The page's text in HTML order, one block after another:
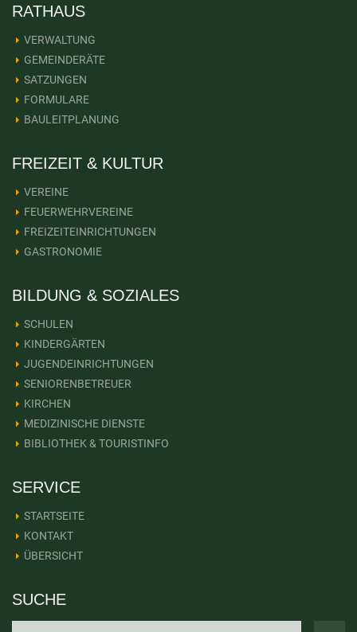
RATHAUS
VERWALTUNG
GEMEINDERÄTE
SATZUNGEN
FORMULARE
BAULEITPLANUNG
FREIZEIT & KULTUR
VEREINE
FEUERWEHRVEREINE
FREIZEITEINRICHTUNGEN
GASTRONOMIE
BILDUNG & SOZIALES
SCHULEN
KINDERGÄRTEN
JUGENDEINRICHTUNGEN
SENIORENBETREUER
KIRCHEN
MEDIZINISCHE DIENSTE
BIBLIOTHEK & TOURISTINFO
SERVICE
STARTSEITE
KONTAKT
ÜBERSICHT
SUCHE